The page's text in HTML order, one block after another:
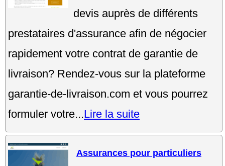
devis auprès de différents
prestataires d'assurance afin de négocier
rapidement votre contrat de garantie de
livraison? Rendez-vous sur la plateforme
garantie-de-livraison.com et vous pourrez
formuler votre...Lire la suite
Assurances pour particuliers